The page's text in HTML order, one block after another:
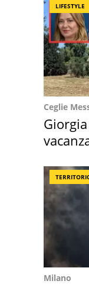
LIFESTYLE
Ceglie
Milano